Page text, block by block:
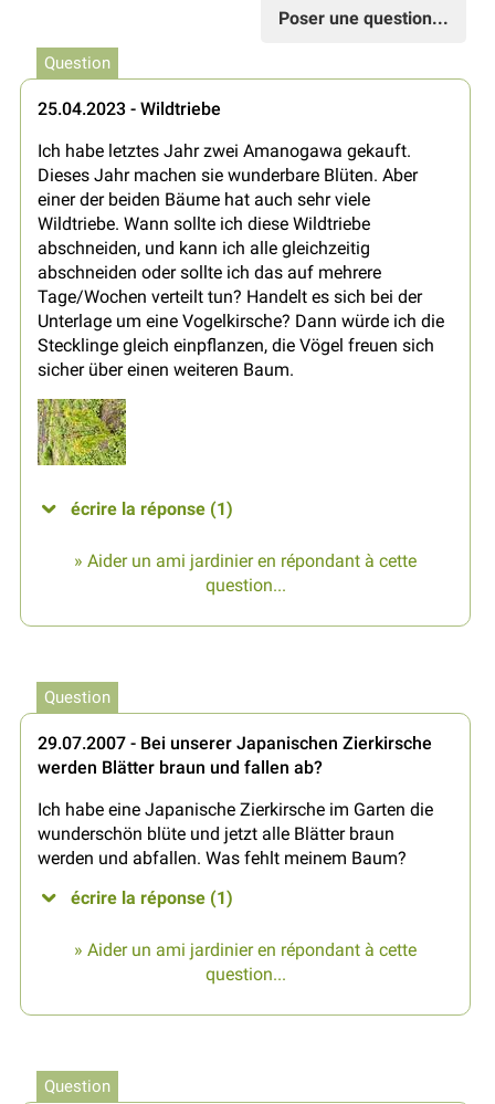
Poser une question...
Question
25.04.2023 - Wildtriebe
Ich habe letztes Jahr zwei Amanogawa gekauft.
Dieses Jahr machen sie wunderbare Blüten. Aber
einer der beiden Bäume hat auch sehr viele
Wildtriebe. Wann sollte ich diese Wildtriebe
abschneiden, und kann ich alle gleichzeitig
abschneiden oder sollte ich das auf mehrere
Tage/Wochen verteilt tun? Handelt es sich bei der
Unterlage um eine Vogelkirsche? Dann würde ich die
Stecklinge gleich einpflanzen, die Vögel freuen sich
sicher über einen weiteren Baum.
écrire la réponse (1)
» Aider un ami jardinier en répondant à cette
question...
Question
29.07.2007 - Bei unserer Japanischen Zierkirsche
werden Blätter braun und fallen ab?
Ich habe eine Japanische Zierkirsche im Garten die
wunderschön blüte und jetzt alle Blätter braun
werden und abfallen. Was fehlt meinem Baum?
écrire la réponse (1)
» Aider un ami jardinier en répondant à cette
question...
Question